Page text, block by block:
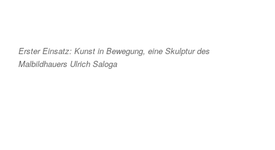
Erster Einsatz: Kunst in Bewegung, eine Skulptur des
Malbildhauers Ulrich Saloga